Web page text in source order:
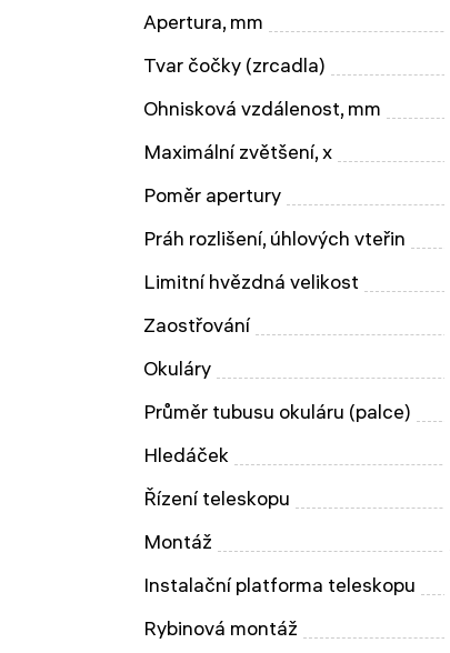
Apertura, mm
Tvar čočky (zrcadla)
Ohnisková vzdálenost, mm
Maximální zvětšení, x
Poměr apertury
Práh rozlišení, úhlových vteřin
Limitní hvězdná velikost
Zaostřování
Okuláry
Průměr tubusu okuláru (palce)
Hledáček
Řízení teleskopu
Montáž
Instalační platforma teleskopu
Rybinová montáž